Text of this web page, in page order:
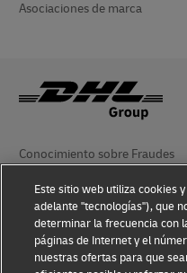
Asociaciones de marca
Conocimiento sobre Fraudes
Aviso Legal
Condiciones de Uso
Aviso de Privacidad
Este sitio web utiliza cookies
adelante "tecnologías"), que
determinar la frecuencia con
páginas de Internet y el
nuestras ofertas para que